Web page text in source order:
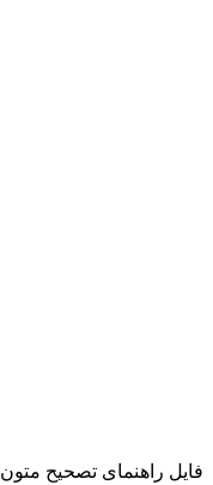
فایل راهنمای تصحیح متون